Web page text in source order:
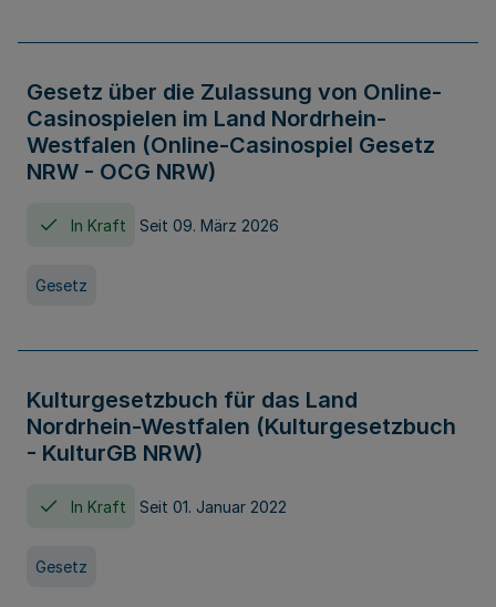
Gesetz über die Zulassung von Online-
Casinospielen im Land Nordrhein-
Westfalen (Online-Casinospiel Gesetz
NRW - OCG NRW)
In Kraft Seit 09. März 2026
Gesetz
Kulturgesetzbuch für das Land
Nordrhein-Westfalen (Kulturgesetzbuch
- KulturGB NRW)
In Kraft Seit 01. Januar 2022
Gesetz